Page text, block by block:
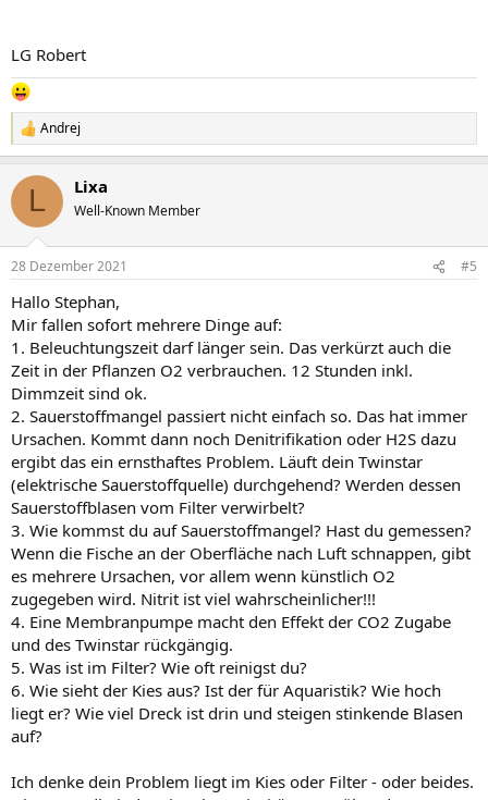
LG Robert
R
e
k
i
n
e
:
Andrej
L Lixa
Well-Known Member
28 Dezember 2021 #5
Hallo Stephan,
Mir fallen sofort mehrere Dinge auf:
1. Beleuchtungszeit darf länger sein. Das verkürzt auch die
Zeit in der Pflanzen O2 verbrauchen. 12 Stunden inkl.
Dimmzeit sind ok.
2. Sauerstoffmangel passiert nicht einfach so. Das hat immer
Ursachen. Kommt dann noch Denitrifikation oder H2S dazu
ergibt das ein ernsthaftes Problem. Läuft dein Twinstar
(elektrische Sauerstoffquelle) durchgehend? Werden dessen
Sauerstoffblasen vom Filter verwirbelt?
3. Wie kommst du auf Sauerstoffmangel? Hast du gemessen?
Wenn die Fische an der Oberfläche nach Luft schnappen, gibt
es mehrere Ursachen, vor allem wenn künstlich O2
zugegeben wird. Nitrit ist viel wahrscheinlicher!!!
4. Eine Membranpumpe macht den Effekt der CO2 Zugabe
und des Twinstar rückgängig.
5. Was ist im Filter? Wie oft reinigst du?
6. Wie sieht der Kies aus? Ist der für Aquaristik? Wie hoch
liegt er? Wie viel Dreck ist drin und steigen stinkende Blasen
auf?
Ich denke dein Problem liegt im Kies oder Filter - oder beides.